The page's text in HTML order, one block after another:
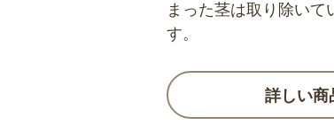
まった茎は取り除いて
す。
詳しい商